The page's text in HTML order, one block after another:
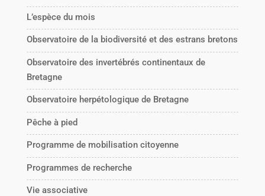
L’espèce du mois
Observatoire de la biodiversité et des estrans bretons
Observatoire des invertébrés continentaux de
Bretagne
Observatoire herpétologique de Bretagne
Pêche à pied
Programme de mobilisation citoyenne
Programmes de recherche
Vie associative